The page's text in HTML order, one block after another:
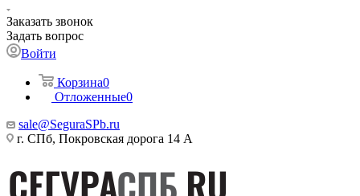
Заказать звонок
Задать вопрос
Войти
Корзина0
Отложенные0
sale@SeguraSPb.ru
г. СПб, Покровская дорога 14 А